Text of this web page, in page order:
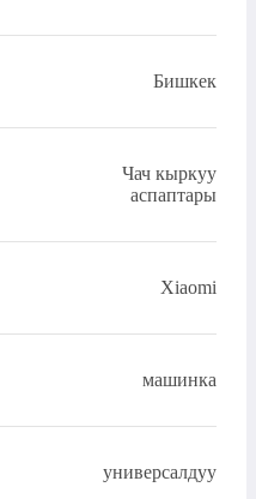
Бишкек
Чач кыркуу
аспаптары
Xiaomi
машинка
универсалдуу